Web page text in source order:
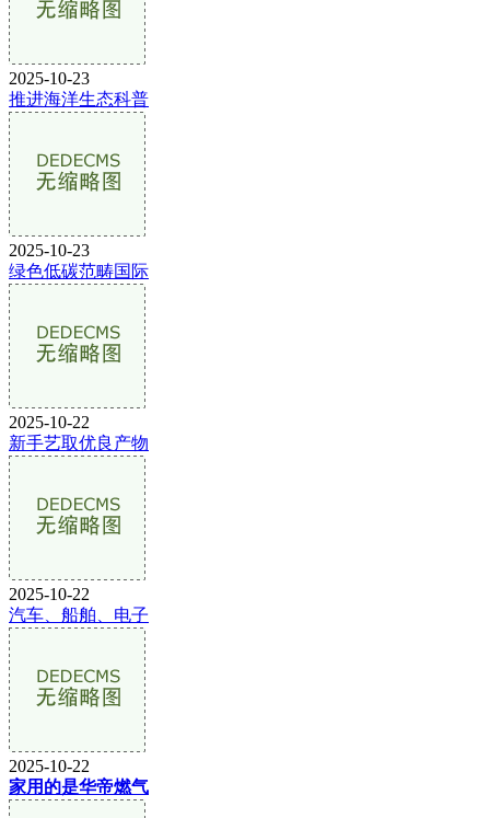
2025-10-23
推进海洋生态科普
2025-10-23
绿色低碳范畴国际
2025-10-22
新手艺取优良产物
2025-10-22
汽车、船舶、电子
2025-10-22
家用的是华帝燃气